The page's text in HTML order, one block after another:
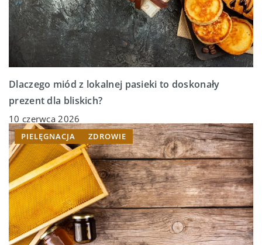
Dlaczego miód z lokalnej pasieki to doskonały
prezent dla bliskich?
10 czerwca 2026
PIELĘGNACJA ZDROWIE